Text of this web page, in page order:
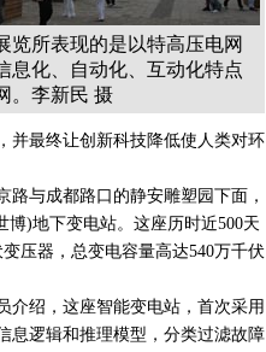
所表现的是以特高压电网
息化、自动化、互动化特点
。李新民 摄
并最终让创新科技降低使人类对环
与成都路口的静安雕塑园下面，
)地下变电站。这座历时近500天
压器，总变电容量高达540万千伏
绍，这座智能变电站，首次采用
息逻辑和推理模型，分类过滤故障